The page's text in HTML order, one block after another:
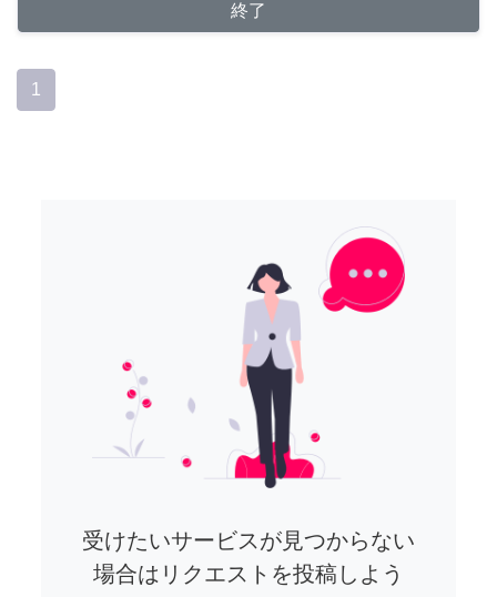
終了
1
受けたいサービスが見つからない
場合はリクエストを投稿しよう